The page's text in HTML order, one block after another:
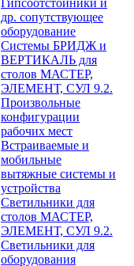
Гипсоотстойники и
др. сопутствующее
оборудование
Системы БРИДЖ и
ВЕРТИКАЛЬ для
столов МАСТЕР,
ЭЛЕМЕНТ, СУЛ 9.2.
Произвольные
конфигурации
рабочих мест
Встраиваемые и
мобильные
вытяжные системы и
устройства
Светильники для
столов МАСТЕР,
ЭЛЕМЕНТ, СУЛ 9.2.
Светильники для
оборудования